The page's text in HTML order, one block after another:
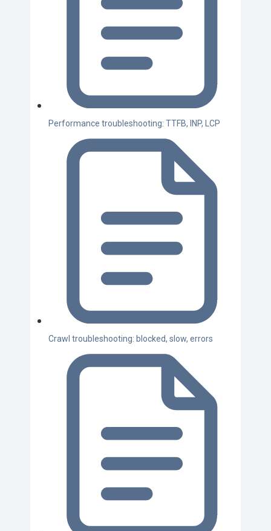
Performance troubleshooting: TTFB, INP, LCP
Crawl troubleshooting: blocked, slow, errors